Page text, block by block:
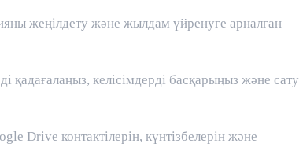
жеңілдету және жылдам үйренуге арналған
қадағалаңыз, келісімдерді басқарыңыз және сату
Drive контактілерін, күнтізбелерін және